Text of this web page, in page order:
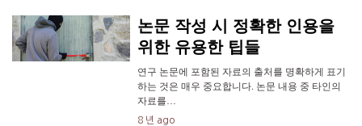
논문 작성 시 정확한 인용을
위한 유용한 팁들
연구 논문에 포함된 자료의 출처를 명확하게 표기
하는 것은 매우 중요합니다. 논문 내용 중 타인의
자료를…
8 년 ago